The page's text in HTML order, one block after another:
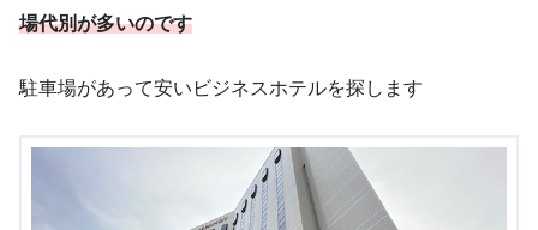
場代別が多いのです
駐車場があって安いビジネスホテルを探します